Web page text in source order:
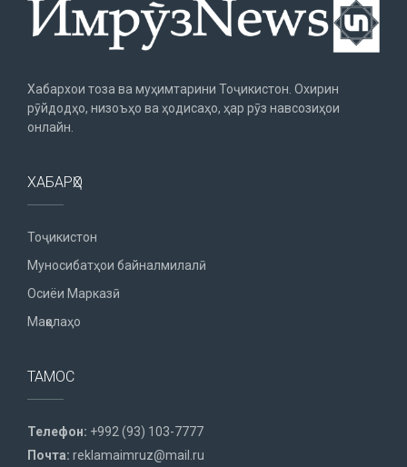
Хабархои тоза ва муҳимтарини Тоҷикистон. Охирин
рӯйдодҳо, низоъҳо ва ҳодисаҳо, ҳар рӯз навсозиҳои
онлайн.
ХАБАРҲО
Тоҷикистон
Муносибатҳои байналмилалӣ
Осиёи Марказӣ
Мақолаҳо
ТАМОС
Телефон: +992 (93) 103-7777
Почта: reklamaimruz@mail.ru